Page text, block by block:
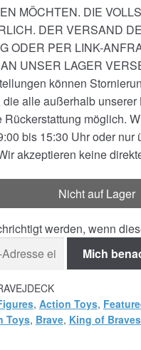
MÖCHTEN. DIE
DER VERSAND
ODER PER LINK-
UNSER LAGER
können
die alle außerhalb
möglich.
bis 15:30 Uhr oder
akzeptieren keine
Nicht auf Lager
werden, wenn
Mich
, Action Toys,
Toys, Brave, King of Braves